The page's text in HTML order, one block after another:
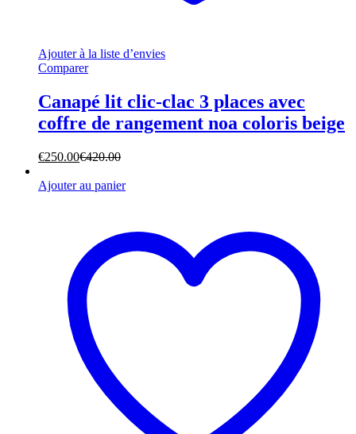
Ajouter à la liste d’envies
Comparer
Canapé lit clic-clac 3 places avec
coffre de rangement noa coloris beige
€250.00€420.00
Ajouter au panier